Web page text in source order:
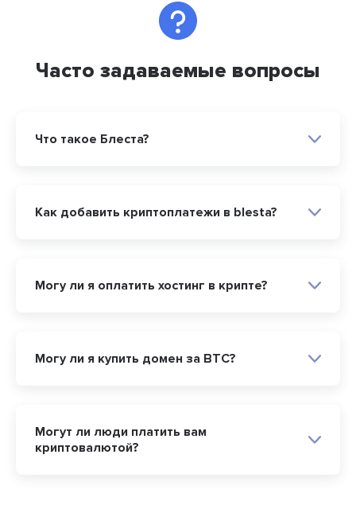
Часто задаваемые вопросы
Что такое Блеста?
Как добавить криптоплатежи в blesta?
Могу ли я оплатить хостинг в крипте?
Могу ли я купить домен за BTC?
Могут ли люди платить вам
криптовалютой?